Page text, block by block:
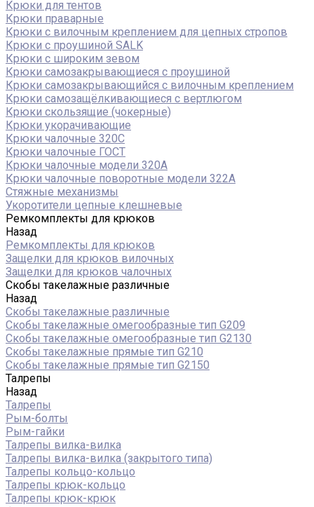
Крюки для тентов
Крюки праварные
Крюки с вилочным креплением для цепных стропов
Крюки с проушиной SALK
Крюки с широким зевом
Крюки самозакрывающиеся с проушиной
Крюки самозакрывающийся с вилочным креплением
Крюки самозащёлкивающиеся с вертлюгом
Крюки скользящие (чокерные)
Крюки укорачивающие
Крюки чалочные 320C
Крюки чалочные ГОСТ
Крюки чалочные модели 320А
Крюки чалочные поворотные модели 322А
Стяжные механизмы
Укоротители цепные клешневые
Ремкомплекты для крюков
Назад
Ремкомплекты для крюков
Защелки для крюков вилочных
Защелки для крюков чалочных
Скобы такелажные различные
Назад
Скобы такелажные различные
Скобы такелажные омегообразные тип G209
Скобы такелажные омегообразные тип G2130
Скобы такелажные прямые тип G210
Скобы такелажные прямые тип G2150
Талрепы
Назад
Талрепы
Рым-болты
Рым-гайки
Талрепы вилка-вилка
Талрепы вилка-вилка (закрытого типа)
Талрепы кольцо-кольцо
Талрепы крюк-кольцо
Талрепы крюк-крюк